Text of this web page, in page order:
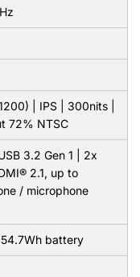
| IPS | 300nits |
72% NTSC
3.2 Gen 1 | 2x
2.1, up to
/ microphone
battery